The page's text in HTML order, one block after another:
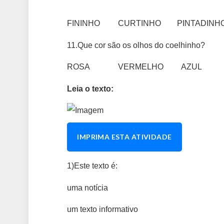
FININHO CURTINHO
11.Que cor são os olhos do coelhinho?
ROSA VERMELHO AZUL
Leia o texto:
IMPRIMA ESTA ATIVIDADE
1)Este texto é:
uma notícia
um texto informativo